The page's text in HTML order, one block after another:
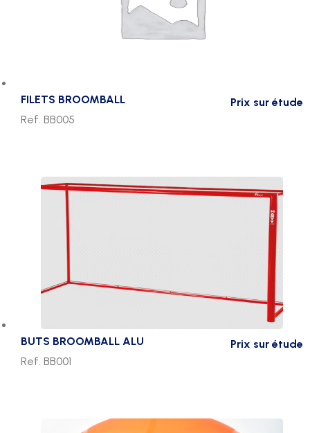
FILETS BROOMBALL
Prix sur étude
Ref. BB005
BUTS BROOMBALL ALU
Prix sur étude
Ref. BB001